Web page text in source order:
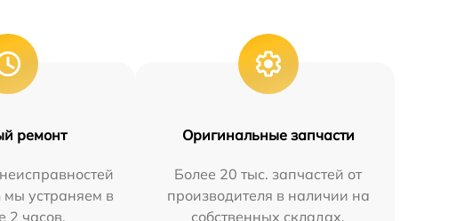
ремонт
мы устраняем в
2 часов.
Оригинальные запчасти
Более 20 тыс. запчастей от
производителя в наличии на
собственных складах.